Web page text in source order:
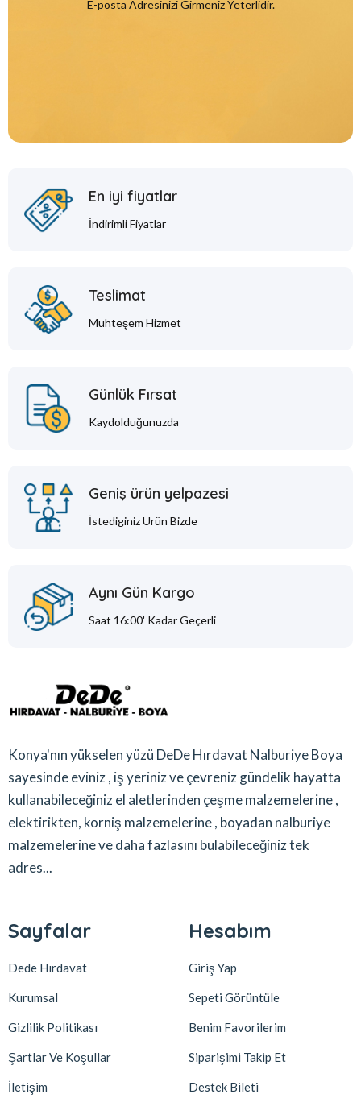
E-posta Adresinizi Girmeniz Yeterlidir.
En iyi fiyatlar
İndirimli Fiyatlar
Teslimat
Muhteşem Hizmet
Günlük Fırsat
Kaydolduğunuzda
Geniş ürün yelpazesi
İstediginiz Ürün Bizde
Aynı Gün Kargo
Saat 16:00' Kadar Geçerli
Konya'nın yükselen yüzü DeDe Hırdavat Nalburiye Boya
sayesinde eviniz , iş yeriniz ve çevreniz gündelik hayatta
kullanabileceğiniz el aletlerinden çeşme malzemelerine ,
elektirikten, korniş malzemelerine , boyadan nalburiye
malzemelerine ve daha fazlasını bulabileceğiniz tek
adres...
Sayfalar
Dede Hırdavat
Kurumsal
Gizlilik Politikası
Şartlar Ve Koşullar
İletişim
Hesabım
Giriş Yap
Sepeti Görüntüle
Benim Favorilerim
Siparişimi Takip Et
Destek Bileti